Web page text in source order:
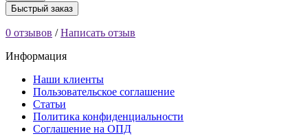
Быстрый заказ
0 отзывов /Написать отзыв
Информация
Наши клиенты
Пользовательское соглашение
Статьи
Политика конфиденциальности
Соглашение на ОПД